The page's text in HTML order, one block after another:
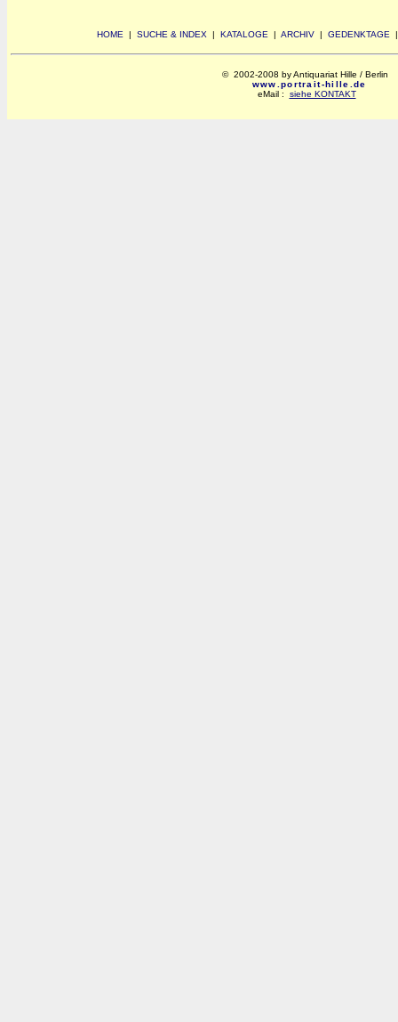
HOME | SUCHE & INDEX | KATALOGE | ARCHIV | GEDENKTAGE
© 2002-2008 by Antiquariat Hille / Berlin
www.portrait-hille.de
eMail : siehe KONTAKT